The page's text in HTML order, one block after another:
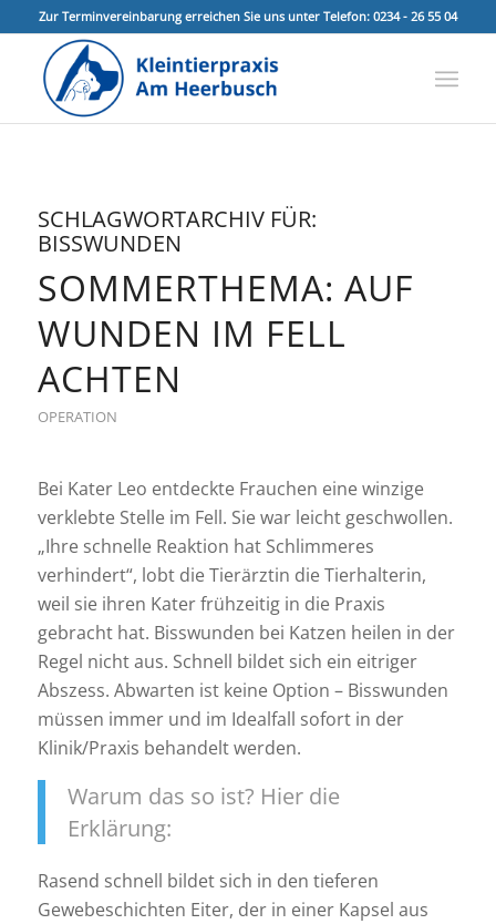
Zur Terminvereinbarung erreichen Sie uns unter Telefon: 0234 - 26 55 04
SCHLAGWORTARCHIV FÜR:
BISSWUNDEN
SOMMERTHEMA: AUF
WUNDEN IM FELL
ACHTEN
OPERATION
Bei Kater Leo entdeckte Frauchen eine winzige
verklebte Stelle im Fell. Sie war leicht geschwollen.
„Ihre schnelle Reaktion hat Schlimmeres
verhindert“, lobt die Tierärztin die Tierhalterin,
weil sie ihren Kater frühzeitig in die Praxis
gebracht hat. Bisswunden bei Katzen heilen in der
Regel nicht aus. Schnell bildet sich ein eitriger
Abszess. Abwarten ist keine Option – Bisswunden
müssen immer und im Idealfall sofort in der
Klinik/Praxis behandelt werden.
Warum das so ist? Hier die
Erklärung:
Rasend schnell bildet sich in den tieferen
Gewebeschichten Eiter, der in einer Kapsel aus